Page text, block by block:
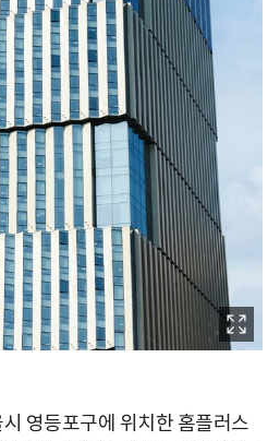
영등포구에 위치한 홈플러스